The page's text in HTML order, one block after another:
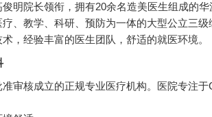
明院长领衔，拥有20余名造美医生组成的
、教学、科研、预防为一体的大型公立三级
，经验丰富的医生团队，舒适的就医环境。
审核成立的正规专业医疗机构。医院专注